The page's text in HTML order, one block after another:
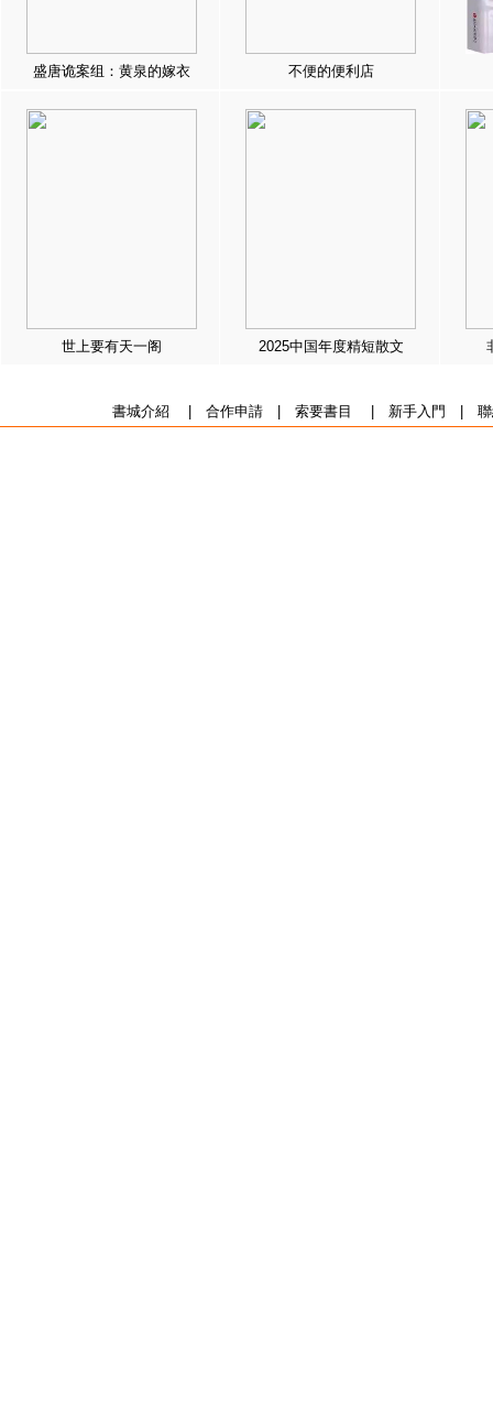
盛唐诡案组：黄泉的嫁衣 不便的便利店
世上要有天一阁 2025中国年度精短散文
書城介紹 合作申請| 索要書目 新手入門